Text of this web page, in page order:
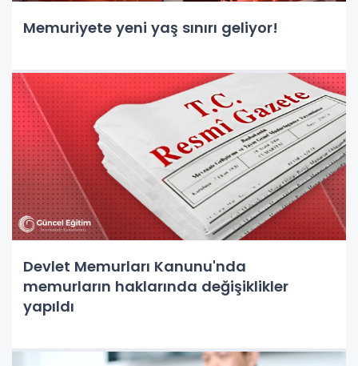
Memuriyete yeni yaş sınırı geliyor!
Devlet Memurları Kanunu'nda
memurların haklarında değişiklikler
yapıldı